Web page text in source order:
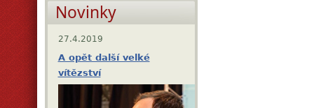
Novinky
27.4.2019
A opět další velké
vítězství